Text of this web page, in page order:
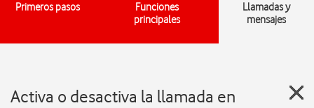
Primeros pasos
Funciones
principales
Llamadas y
mensajes
Activa o desactiva la llamada en